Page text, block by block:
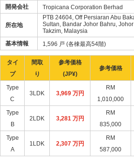
割安
新入荷
高リータン
完成状況
中古物件
新古物件
開発会社
Tropicana Corporation Berhad
所在地
PTB 24604, Off Persiaran Abu
Sultan, Bandar Johor Bahru,
Takzim, Malaysia
基本情報
1,596 戸 (各棟最高54階)
タイ
プ
間取
り
参考価格
(JP¥)
参考価格
Type
C
3LDK 3,969 万円
RM
1,010,000
Type
B
2LDK 3,281 万円
RM
835,000
Type
A
1LDK 2,307 万円
RM
587,000